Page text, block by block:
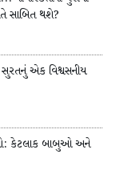
સાબિત થશે?
એક વિશ્વસનીય
કેટલાક બાબુઓ અને